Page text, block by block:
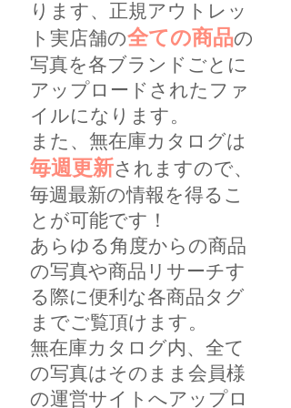
ります、正規アウトレッ
ト実店舗の全ての商品の
写真を各ブランドごとに
アップロードされたファ
イルになります。
また、無在庫カタログは
毎週更新されますので、
毎週最新の情報を得るこ
とが可能です！
あらゆる角度からの商品
の写真や商品リサーチす
る際に便利な各商品タグ
までご覧頂けます。
無在庫カタログ内、全て
の写真はそのまま会員様
の運営サイトへアップロ